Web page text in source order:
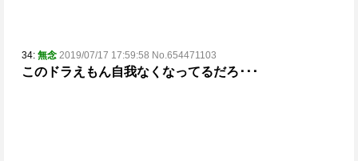
34: 無念 2019/07/17 17:59:58 No.654471103
このドラえもん自我なくなってるだろ･･･